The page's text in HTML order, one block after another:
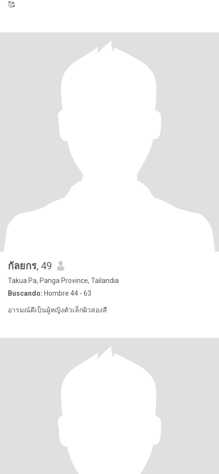
🥰
กัลยกร, 49
Takua Pa, Panga Province, Tailandia
Buscando: Hombre 44 - 63
อารมณ์ดีเป็นผู้หญิงตัวเล็กผิวสองสี